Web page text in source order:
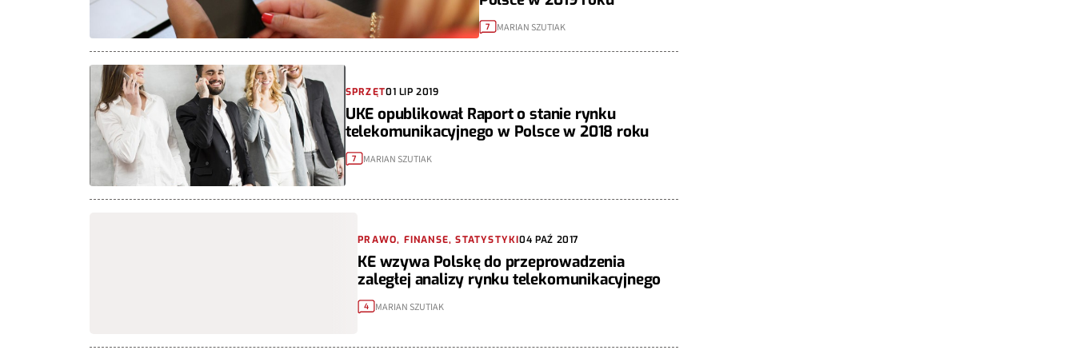
7 MARIAN SZUTIAK
SPRZĘT01 LIP 2019
UKE opublikował Raport o stanie rynku
telekomunikacyjnego w Polsce w 2018 roku
7 MARIAN SZUTIAK
PRAWO, FINANSE, STATYSTYKI04 PAŹ 2017
KE wzywa Polskę do przeprowadzenia
zaległej analizy rynku telekomunikacyjnego
4 MARIAN SZUTIAK